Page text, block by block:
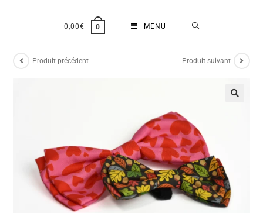
0,00€ 0 MENU
Produit précédent Produit suivant